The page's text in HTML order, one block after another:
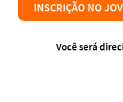
INSCRIÇÃO NO
Você será